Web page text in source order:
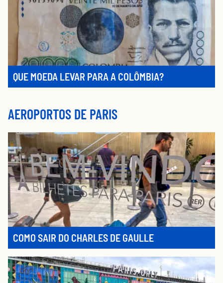
QUE MOEDA LEVAR PARA A COLÔMBIA?
AEROPORTOS DE PARIS
COMO SAIR DO CHARLES DE GAULLE